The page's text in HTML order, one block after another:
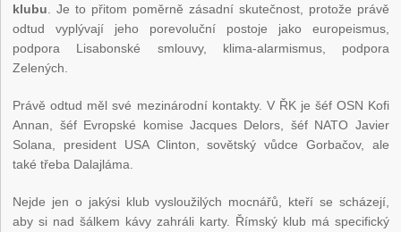
klubu . Je to přitom poměrně zásadní skutečnost, protože právě
odtud vyplývají jeho porevoluční postoje jako europeismus,
podpora Lisabonské smlouvy, klima-alarmismus, podpora
Zelených.
Právě odtud měl své mezinárodní kontakty. V ŘK je šéf OSN Kofi
Annan, šéf Evropské komise Jacques Delors, šéf NATO Javier
Solana, president USA Clinton, sovětský vůdce Gorbačov, ale
také třeba Dalajláma.
Nejde jen o jakýsi klub vysloužilých mocnářů, kteří se scházejí,
aby si nad šálkem kávy zahráli karty. Římský klub má specifický